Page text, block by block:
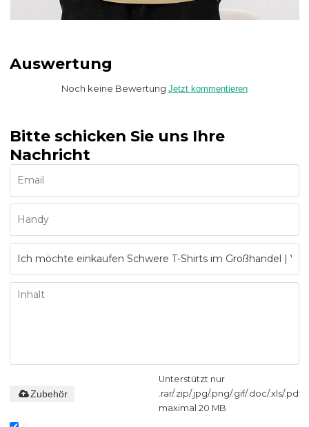
Auswertung
Noch keine Bewertung Jetzt kommentieren
Bitte schicken Sie uns Ihre
Nachricht
Unterstützt nur
.rar/.zip/.jpg/.png/.gif/.doc/.xls/.pdf,
maximal 20 MB
Zubehör